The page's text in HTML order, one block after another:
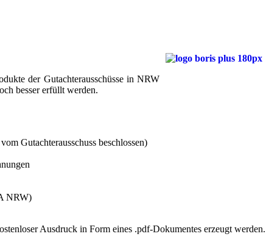
der Gutachterausschüsse in NRW
besser erfüllt werden.
Gutachterausschuss beschlossen)
NRW)
Ausdruck in Form eines .pdf-Dokumentes erzeugt werden.